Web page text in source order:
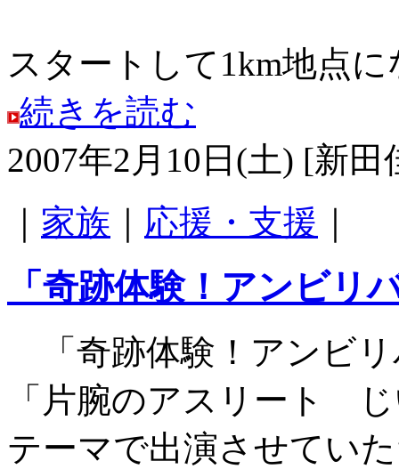
スタートして1km地点
続きを読む
2007年2月10日(土) [新田
｜ 家族 ｜ 応援・支援 ｜
「奇跡体験！アンビリ
「奇跡体験！アンビ
「片腕のアスリート
テーマで出演させてい